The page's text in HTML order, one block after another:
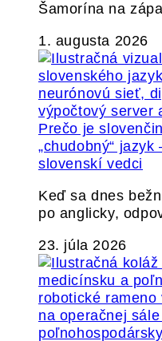
Šamorína na
1. augusta 2026
Prečo je
„chudobný“
slovenskí vedci
Keď sa dnes
po anglicky,
23. júla 2026